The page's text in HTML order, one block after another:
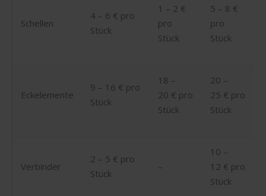
Schellen
4 – 6 € pro
Stück
1 – 2 €
pro
Stück
5 – 8 €
pro
Stück
Eckelemente
9 – 16 € pro
Stück
18 –
20 € pro
Stück
20 –
25 € pro
Stück
Verbinder
2 – 5 € pro
Stück
–
10 –
12 € pro
Stück